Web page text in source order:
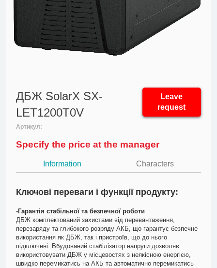
ДБЖ SolarX SX-
LET1200T0V
Leave
request
Артикул:
Specify the price at the manager
Information Characters
Ключові переваги і функції продукту:
-Гарантія стабільної та безпечної роботи
ДБЖ комплектований захистами від перевантаження,
перезаряду та глибокого розряду АКБ, що гарантує безпечне
використання як ДБЖ, так і пристроїв, що до нього
підключені. Вбудований стабілізатор напруги дозволяє
використовувати ДБЖ у місцевостях з неякісною енергією,
швидко перемикатись на АКБ та автоматично перемикатись